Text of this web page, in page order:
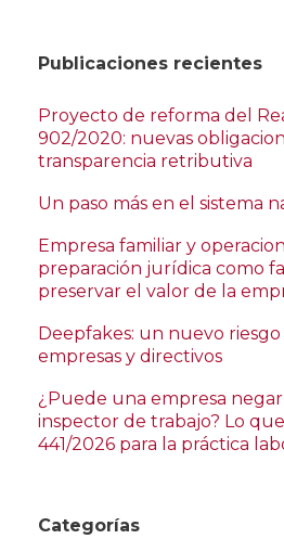
Publicaciones recientes
Proyecto de reforma del
902/2020: nuevas
transparencia retributiva
Un paso más en el sistema
Empresa familiar y
preparación jurídica como
preservar el valor de la
Deepfakes: un nuevo
empresas y directivos
¿Puede una empresa
inspector de trabajo? Lo
441/2026 para la práctica
Categorías